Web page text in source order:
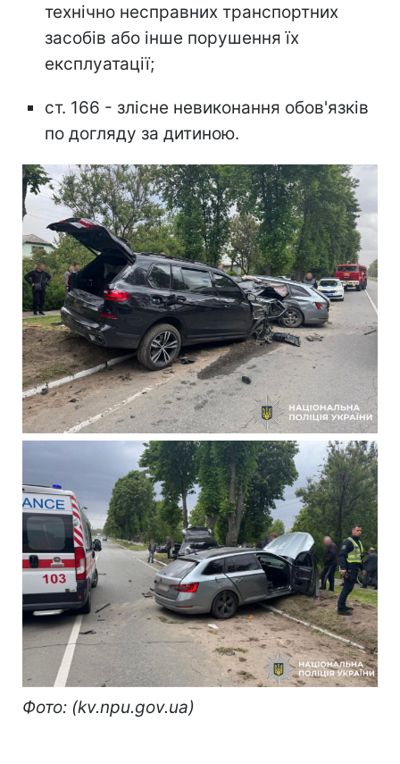
технічно несправних транспортних
засобів або інше порушення їх
експлуатації;
ст. 166 - злісне невиконання обов'язків
по догляду за дитиною.
Фото: (kv.npu.gov.ua)